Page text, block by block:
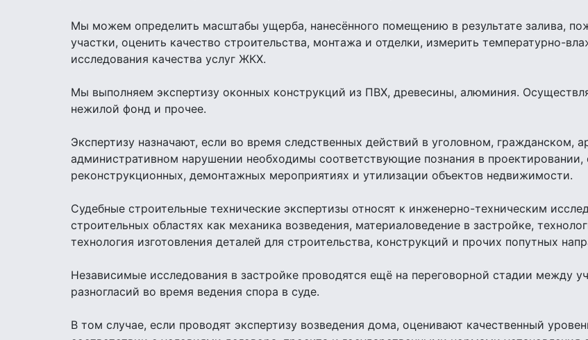
Мы можем определить масштабы ущерба, нанесённого помещению в результате залива,
участки, оценить качество строительства, монтажа и отделки, измерить температурно-
исследования качества услуг ЖКХ.
Мы выполняем экспертизу оконных конструкций из ПВХ, древесины, алюминия.
нежилой фонд и прочее.
Экспертизу назначают, если во время следственных действий в уголовном, гражданском,
административном нарушении необходимы соответствующие познания в проектировании,
реконструкционных, демонтажных мероприятиях и утилизации объектов недвижимости.
Судебные строительные технические экспертизы относят к инженерно-техническим
строительных областях как механика возведения, материаловедение в застройке,
технология изготовления деталей для строительства, конструкций и прочих попутных
Независимые исследования в застройке проводятся ещё на переговорной стадии между
разногласий во время ведения спора в суде.
В том случае, если проводят экспертизу возведения дома, оценивают качественный